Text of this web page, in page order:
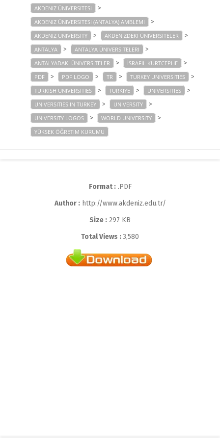
AKDENIZ ÜNIVERSITESI >
AKDENIZ ÜNIVERSITESI (ANTALYA) AMBLEMI >
AKDENIZ UNIVERSITY > AKDENIZDEKI ÜNIVERSITELER >
ANTALYA > ANTALYA ÜNIVERSITELERI >
ANTALYADAKI ÜNIVERSITELER > İSRAFIL KURTCEPHE >
PDF > PDF LOGO > TR > TURKEY UNIVERSITIES >
TURKISH UNIVERSITIES > TURKIYE > UNIVERSITIES >
UNIVERSITIES IN TURKEY > UNIVERSITY >
UNIVERSITY LOGOS > WORLD UNIVERSITY >
YÜKSEK ÖĞRETIM KURUMU
Format :.PDF
Author :http://www.akdeniz.edu.tr/
Size : 297 KB
Total Views :3,580